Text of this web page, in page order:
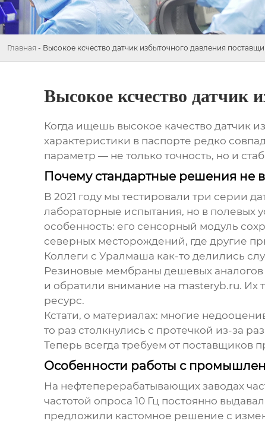
Главная - Высокое ксчество датчик избыточного давления
Высокое ксчество датчик
Когда ищешь высокое качество датчик
характеристики в паспорте редко
параметр — не только точность, но и
Почему стандартные решения не
В 2021 году мы тестировали три серии
лабораторные испытания, но в полевых
особенность: его сенсорный модуль
северных месторождений, где другие
Коллеги с Уралмаша как-то делились
Резиновые мембраны дешевых аналогов
и обратили внимание на masteryb.ru. Их
ресурс.
Кстати, о материалах: многие
то раз столкнулись с протечкой из-за
Теперь всегда требуем от поставщиков
Особенности работы с
На нефтеперерабатывающих заводах
частотой опроса 10 Гц постоянно
предложили кастомное решение с